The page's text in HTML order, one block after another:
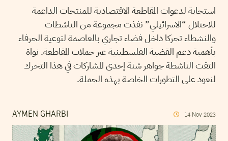
استجابة لدعوات المقاطعة الاقتصادية للمنتجات الداعمة
للاحتلال “الاسرائيلي” نفذت مجموعة من الناشطات
والنشطاء تحركا داخل فضاء تجاري بالعاصمة لتوعية الحرفاء
بأهمية دعم القضية الفلسطينية عبر حملات المقاطعة. نواة
التقت الناشطة جواهر شنة إحدى المشاركات في هذا التحرك
لنعود على التطورات الخاصة بهذه الحملة.
AYMEN GHARBI 14 Nov 2023